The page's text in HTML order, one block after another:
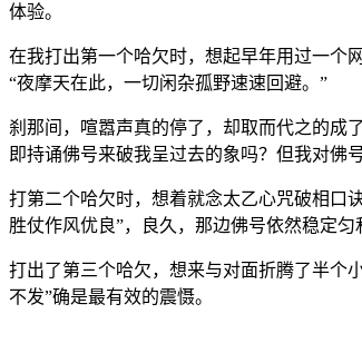
体验。
在我打出第一个哈欠时，想起早年用过一个
“夜摩天在此，一切闲杂孤野速速回避。”
刹那间，喧嚣声真的停了，却取而代之的成
即持诵佛号来破我呈过去的象吗？但我对佛
打第二个哈欠时，想着就念太乙心咒破相口
胜仗作风优良”，良久，那边佛号依然稳定匀
打出了第三个哈欠，想来与对面折腾了半个
不发”确是最有效的震慑。